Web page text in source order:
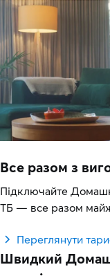
Все разом з
Підключайте
ТБ — все разом
Переглянути
Швидкий